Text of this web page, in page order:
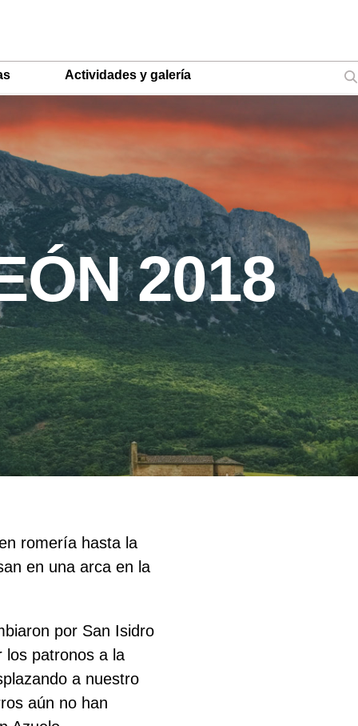
Actividades y galería
2018
romería hasta la
en una arca en la
por San Isidro
los patronos a la
a nuestro
aún no han